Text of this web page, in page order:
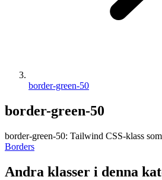
border-green-50
border-green-50
border-green-50: Tailwind CSS-klass
Borders
Andra klasser i denna